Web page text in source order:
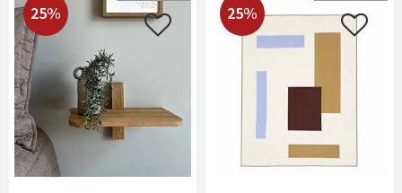
25% 25%